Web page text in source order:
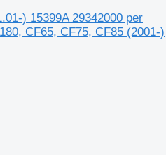
) 15399A 29342000 per
CF65, CF75, CF85 (2001-)